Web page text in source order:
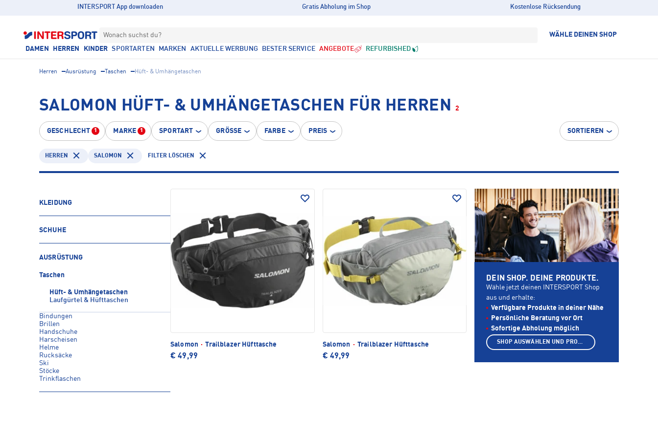
INTERSPORT App downloaden Gratis Abholung im Shop Kostenlose Rücksendung
Wonach suchst du? WÄHLE DEINEN SHOP
DAMEN HERREN KINDER SPORTARTEN MARKEN AKTUELLE WERBUNG BESTER SERVICE ANGEBOTE REFURBISHED
Herren Ausrüstung Taschen Hüft- & Umhängetaschen
SALOMON HÜFT- & UMHÄNGETASCHEN FÜR HERREN 2
GESCHLECHT 1 MARKE 1 SPORTART GRÖSSE FARBE PREIS SORTIEREN
HERREN SALOMON FILTER LÖSCHEN
KLEIDUNG
SCHUHE
AUSRÜSTUNG
Taschen
Hüft- & Umhängetaschen
Laufgürtel & Hüfttaschen
Bindungen
Brillen
Handschuhe
Harscheisen
Helme
Rucksäcke
Ski
Stöcke
Trinkflaschen
Salomon · Trailblazer Hüfttasche
€ 49,99
Salomon · Trailblazer Hüfttasche
€ 49,99
DEIN SHOP. DEINE PRODUKTE.
Wähle jetzt deinen INTERSPORT Shop
aus und erhalte:
Verfügbare Produkte in deiner Nähe
Persönliche Beratung vor Ort
Sofortige Abholung möglich
SHOP AUSWÄHLEN UND PRODUKTE ANZEIGEN